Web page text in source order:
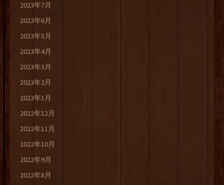
2023年7月
2023年6月
2023年5月
2023年4月
2023年3月
2023年2月
2023年1月
2022年12月
2022年11月
2022年10月
2022年9月
2022年8月